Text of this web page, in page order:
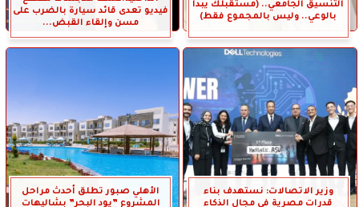
التنسيق الجامعي.. (مستقبلك يبدأ
بالوعي.. وليس بالمجموع فقط)
فيديو تعدى قائد سيارة بالضرب على
مسن وإلقاء القبض...
وزير الاتصالات: نستهدف بناء
قدرات مصرية في مجال الذكاء
الأهلي صبور تطلق أحدث مراحل
المشروع ”يود البحر” بشاليهات